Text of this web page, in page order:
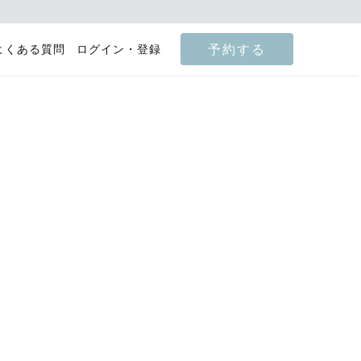
くある質問 ログイン・登録 予約する